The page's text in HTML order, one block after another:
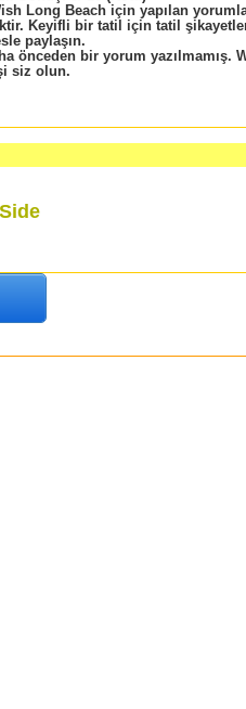
Long Beach için yapılan
Keyifli bir tatil için tatil
paylaşın.
önceden bir yorum yazılmamış.
siz olun.